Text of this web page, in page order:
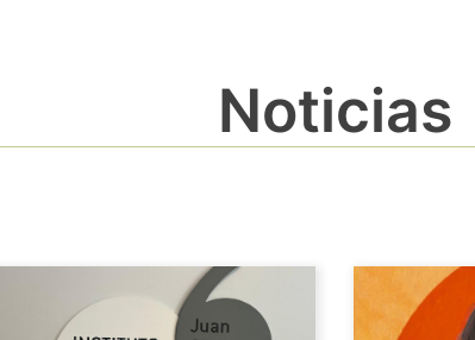
Noticias